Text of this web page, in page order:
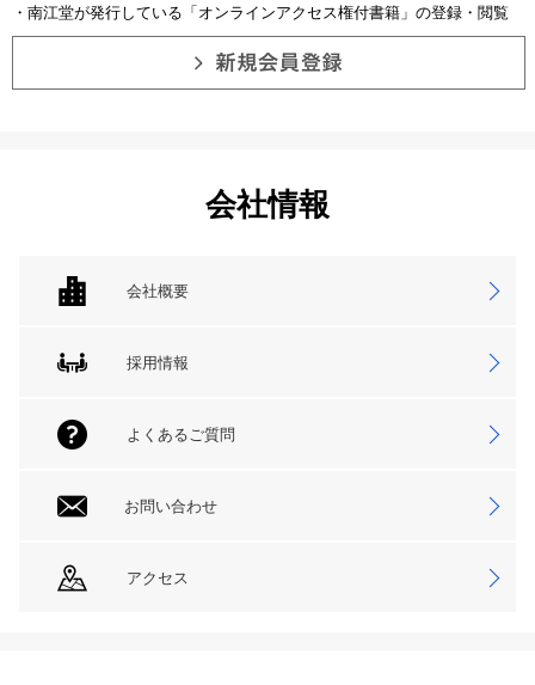
・南江堂が発行している「オンラインアクセス権付書籍」の登録・閲覧
会社情報
会社概要
採用情報
よくあるご質問
お問い合わせ
アクセス